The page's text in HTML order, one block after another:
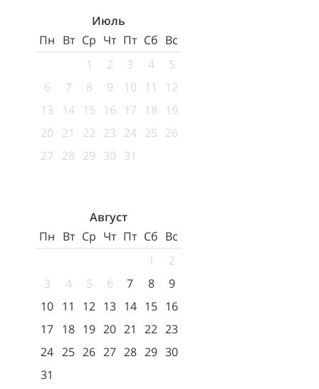
Июль
Пн Вт Ср Чт Пт Сб Вс
1
2 3 4
5
6
7 8 9 10 11
12
13
14 15 16 17 18
19
20
21 22 23 24 25 26
27
28 29 30 31
Август
Пн Вт Ср Чт Пт Сб Вс
1
2
3
4 5 6 7 8
9
10 11 12 13 14 15 16
17 18 19 20 21 22 23
24 25 26 27 28 29 30
31